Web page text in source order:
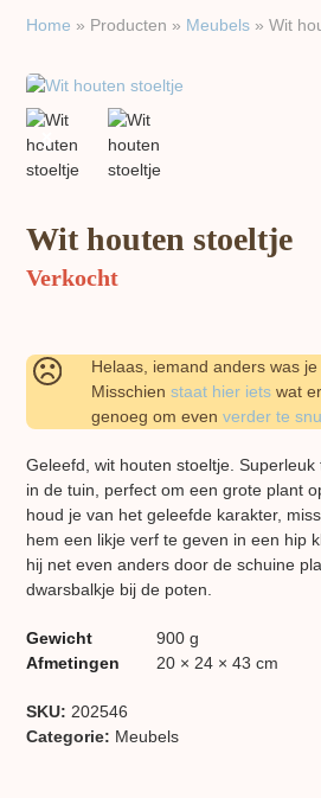
Home » Producten » Meubels »Wit
previous
slide
next
slide
Wit houten stoeltje
Verkocht
Helaas, iemand anders was je
Misschienstaat hier iets wat
genoeg om evenverder te
Geleefd, wit houten stoeltje.
in de tuin, perfect om een grote plant
houd je van het geleefde karakter,
hem een likje verf te geven in een hip
hij net even anders door de schuine
dwarsbalkje bij de poten.
Gewicht
900 g
Afmetingen
20 × 24 × 43 cm
SKU: 202546
Categorie: Meubels